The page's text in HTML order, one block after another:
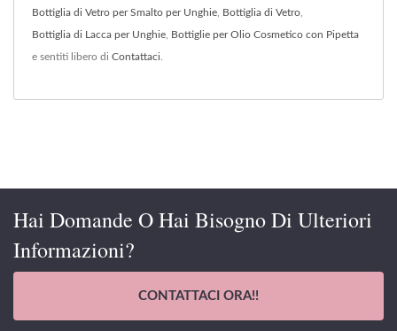
Bottiglia di Vetro per Smalto per Unghie Bottiglia di Vetro
Bottiglia di Lacca per Unghie Bottiglie per Olio Cosmetico con Pipetta
e sentiti libero di Contattaci
Hai Domande O Hai Bisogno Di Ulteriori
Informazioni?
CONTATTACI ORA!!